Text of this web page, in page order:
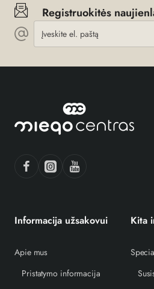
Registruokitės
Įveskite
el.
paštą
Informacija užsakovui
Apie mus
Pristatymo informacija
Kita